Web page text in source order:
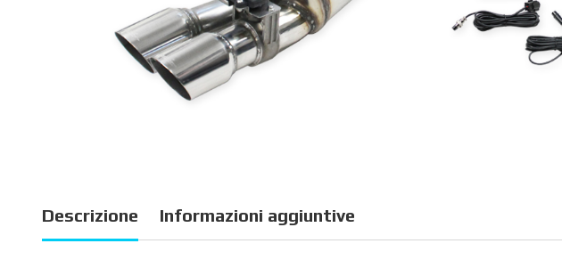
Descrizione Informazioni aggiuntive